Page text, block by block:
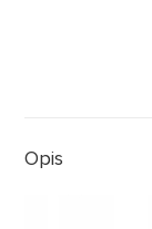
Opis